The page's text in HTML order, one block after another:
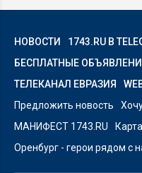
НОВОСТИ
1743.RU В
БЕСПЛАТНЫЕ
ТЕЛЕКАНАЛ ЕВРАЗИЯ
Предложить новость
МАНИФЕСТ 1743.RU
Карта
Оренбург - герои рядом с